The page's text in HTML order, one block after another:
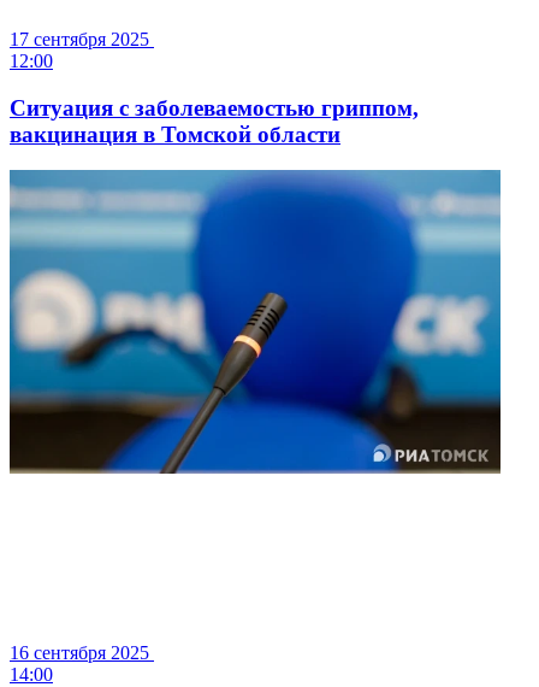
17 сентября 2025
12:00
Ситуация с заболеваемостью гриппом,
вакцинация в Томской области
16 сентября 2025
14:00